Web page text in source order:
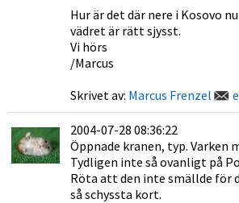
Hur är det där nere i Kosovo
vädret är rätt sjysst.
Vi hörs
/Marcus
Skrivet av: Marcus Frenzel
2004-07-28 08:36:22
Öppnade kranen, typ. Varken
Tydligen inte så ovanligt på
Röta att den inte smällde för
så schyssta kort.